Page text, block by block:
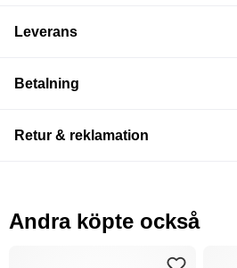
Leverans
Betalning
Retur & reklamation
Andra köpte också